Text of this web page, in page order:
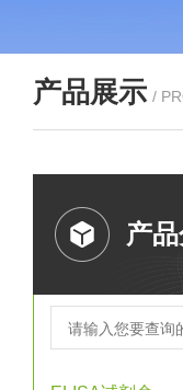
产品展示 /
产